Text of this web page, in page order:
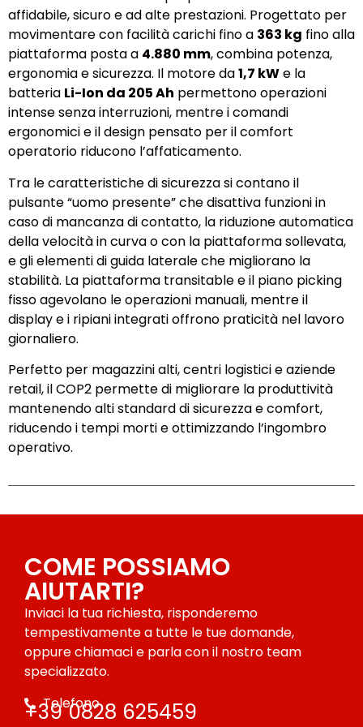
affidabile, sicuro e ad alte prestazioni. Progettato per
movimentare con facilità carichi fino a 363 kg fino alla
piattaforma posta a 4.880 mm, combina potenza,
ergonomia e sicurezza. Il motore da1,7 kWe la
batteria Li-Ion da 205 Ah permettono operazioni
intense senza interruzioni, mentre i comandi
ergonomici e il design pensato per il comfort
operatorio riducono l’affaticamento.
Tra le caratteristiche di sicurezza si contano il
pulsante “uomo presente” che disattiva funzioni in
caso di mancanza di contatto, la riduzione automatica
della velocità in curva o con la piattaforma sollevata,
e gli elementi di guida laterale che migliorano la
stabilità. La piattaforma transitable e il piano picking
fisso agevolano le operazioni manuali, mentre il
display e i ripiani integrati offrono praticità nel lavoro
giornaliero.
Perfetto per magazzini alti, centri logistici e aziende
retail, il COP2 permette di migliorare la produttività
mantenendo alti standard di sicurezza e comfort,
riducendo i tempi morti e ottimizzando l’ingombro
operativo.
COME POSSIAMO
AIUTARTI?
Inviaci la tua richiesta, risponderemo
tempestivamente a tutte le tue domande,
oppure chiamaci e parla con il nostro team
specializzato.
Telefono
+39 0828 625459